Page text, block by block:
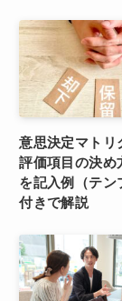
意思決定マトリ
評価項目の決め
を記入例（テン
付きで解説